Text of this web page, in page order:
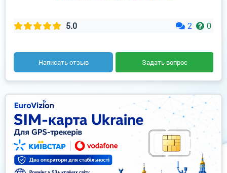
5.0 2 0
Написать отзыв Задать вопрос